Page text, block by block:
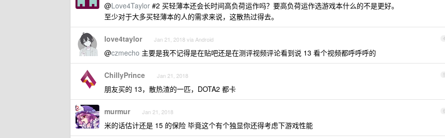
@Love4Taylor #2 买轻薄本还会长时间高负荷运作吗？要高负荷运作选游戏本什么的不是更好。
至少对于大多买轻薄本的人的需求来说，这散热过得去。
4
love4taylor Jan 21, 2018 via Android
@czmecho 主要是我不记得是在贴吧还是在测评视频评论看到说 13 看个视频都呼呼呼的
5
ChillyPrince Jan 21, 2018
朋友买的 13，散热渣的一匹，DOTA2 都卡
6
murmur Jan 21, 2018
米的话估计还是 15 的保险 毕竟这个有个独显你还得考虑下游戏性能